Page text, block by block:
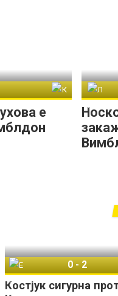
е
Костјук сигурна
0-2